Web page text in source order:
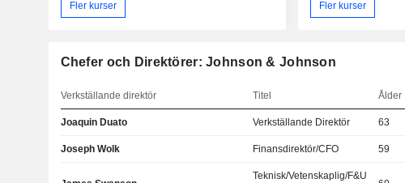
Fler kurser Fler kurser
Chefer och Direktörer: Johnson & Johnson
Verkställande direktör Titel Ålder
Joaquin Duato Verkställande Direktör 63
Joseph Wolk Finansdirektör/CFO 59
Teknisk/Vetenskaplig/F&U